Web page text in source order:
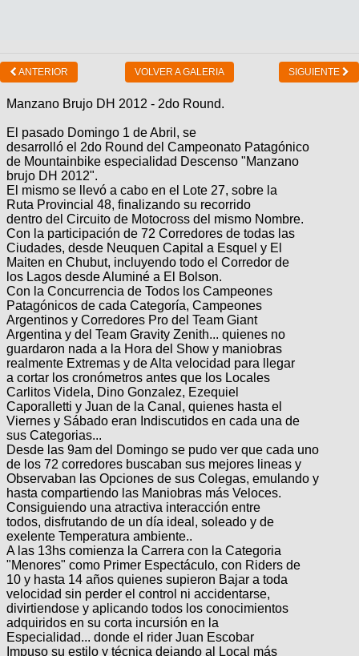
ANTERIOR VOLVER A GALERIA SIGUIENTE
Manzano Brujo DH 2012 - 2do Round.
El pasado Domingo 1 de Abril, se
desarrolló el 2do Round del Campeonato Patagónico
de Mountainbike especialidad Descenso "Manzano
brujo DH 2012".
El mismo se llevó a cabo en el Lote 27, sobre la
Ruta Provincial 48, finalizando su recorrido
dentro del Circuito de Motocross del mismo Nombre.
Con la participación de 72 Corredores de todas las
Ciudades, desde Neuquen Capital a Esquel y El
Maiten en Chubut, incluyendo todo el Corredor de
los Lagos desde Aluminé a El Bolson.
Con la Concurrencia de Todos los Campeones
Patagónicos de cada Categoría, Campeones
Argentinos y Corredores Pro del Team Giant
Argentina y del Team Gravity Zenith... quienes no
guardaron nada a la Hora del Show y maniobras
realmente Extremas y de Alta velocidad para llegar
a cortar los cronómetros antes que los Locales
Carlitos Videla, Dino Gonzalez, Ezequiel
Caporalletti y Juan de la Canal, quienes hasta el
Viernes y Sábado eran Indiscutidos en cada una de
sus Categorias...
Desde las 9am del Domingo se pudo ver que cada uno
de los 72 corredores buscaban sus mejores lineas y
Observaban las Opciones de sus Colegas, emulando y
hasta compartiendo las Maniobras más Veloces.
Consiguiendo una atractiva interacción entre
todos, disfrutando de un día ideal, soleado y de
exelente Temperatura ambiente..
A las 13hs comienza la Carrera con la Categoria
"Menores" como Primer Espectáculo, con Riders de
10 y hasta 14 años quienes supieron Bajar a toda
velocidad sin perder el control ni accidentarse,
divirtiendose y aplicando todos los conocimientos
adquiridos en su corta incursión en la
Especialidad... donde el rider Juan Escobar
Impuso su estilo y técnica dejando al Local más